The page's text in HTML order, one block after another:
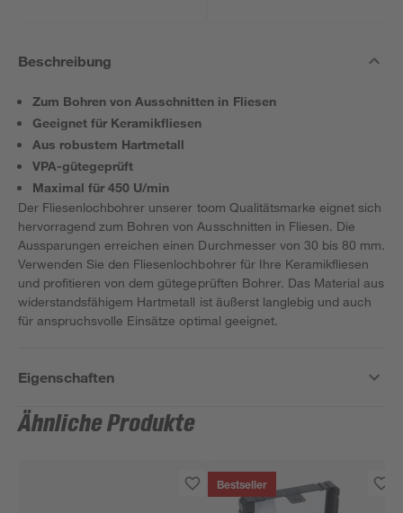
Beschreibung
Zum Bohren von Ausschnitten in Fliesen
Geeignet für Keramikfliesen
Aus robustem Hartmetall
VPA-gütegeprüft
Maximal für 450 U/min
Der Fliesenlochbohrer unserer toom Qualitätsmarke eignet sich
hervorragend zum Bohren von Ausschnitten in Fliesen. Die
Aussparungen erreichen einen Durchmesser von 30 bis 80 mm.
Verwenden Sie den Fliesenlochbohrer für Ihre Keramikfliesen
und profitieren von dem gütegeprüften Bohrer. Das Material aus
widerstandsfähigem Hartmetall ist äußerst langlebig und auch
für anspruchsvolle Einsätze optimal geeignet.
Eigenschaften
Ähnliche Produkte
Bestseller